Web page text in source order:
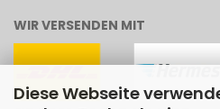
Diese Webseite
WIR VERSENDEN MIT